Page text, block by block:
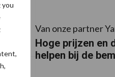
you
Van onze partner
Hoge prijzen en
helpen bij de